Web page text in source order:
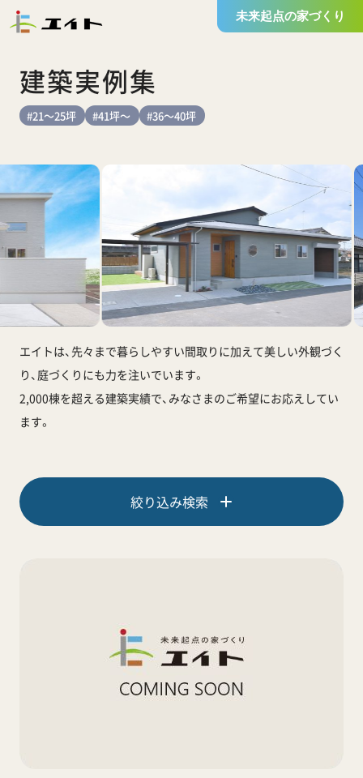
未来起点の家づくり
建築実例集
#21～25坪 #41坪～ #36～40坪
エイトは、先々まで暮らしやすい間取りに加えて美しい外観づく
り、庭づくりにも力を注いでいます。
2,000棟を超える建築実績で、みなさまのご希望にお応えしてい
ます。
絞り込み検索